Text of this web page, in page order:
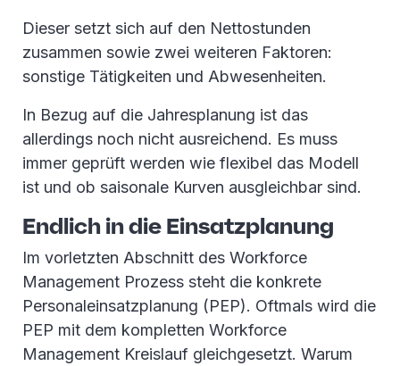
Dieser setzt sich auf den Nettostunden
zusammen sowie zwei weiteren Faktoren:
sonstige Tätigkeiten und Abwesenheiten.
In Bezug auf die Jahresplanung ist das
allerdings noch nicht ausreichend. Es muss
immer geprüft werden wie flexibel das Modell
ist und ob saisonale Kurven ausgleichbar sind.
Endlich in die Einsatzplanung
Im vorletzten Abschnitt des Workforce
Management Prozess steht die konkrete
Personaleinsatzplanung (PEP). Oftmals wird die
PEP mit dem kompletten Workforce
Management Kreislauf gleichgesetzt. Warum